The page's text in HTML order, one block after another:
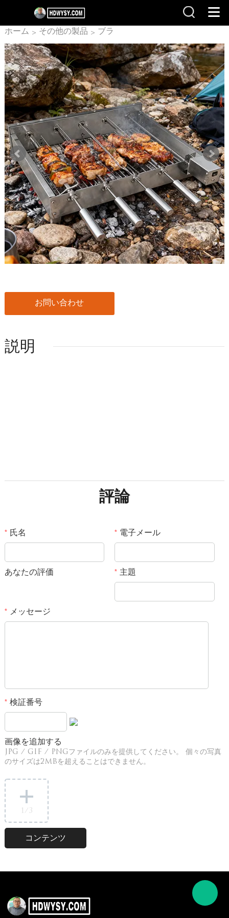
ホーム > その他の製品 > ブラ
ジル回転グリル
お問い合わせ
説明
評論
*氏名 *電子メール
あなたの評価 *主題
*メッセージ
*検証番号
画像を追加する
JPG / GIF / PNGファイルのみを提供してください。 個々の写真
のサイズは2MBを超えることはできません。
1 /3